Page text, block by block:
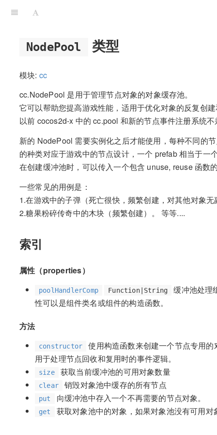
NodePool 类型
模块: cc
cc.NodePool 是用于管理节点对象的对象缓存池。
它可以帮助您提高游戏性能，适用于优化对象的反复创
以前 cocos2d-x 中的 cc.pool 和新的节点事件注册系统
新的 NodePool 需要实例化之后才能使用，每种不同的
的种类对应于游戏中的节点设计，一个 prefab 相当于一
在创建缓冲池时，可以传入一个包含 unuse, reuse 函数
一些常见的用例是：
1.在游戏中的子弹（死亡很快，频繁创建，对其他对象无
2.糖果粉碎传奇中的木块（频繁创建）。 等等....
索引
属性（properties）
poolHandlerComp Function|String
缓冲池处理
性可以是组件类名或组件的构造函数。
方法
constructor
使用构造函数来创建一个节点专用
用于处理节点回收和复用时的事件逻辑。
size 获取当前缓冲池的可用对象数量
clear 销毁对象池中缓存的所有节点
put 向缓冲池中存入一个不再需要的节点对象。
get 获取对象池中的对象，如果对象池没有可用对